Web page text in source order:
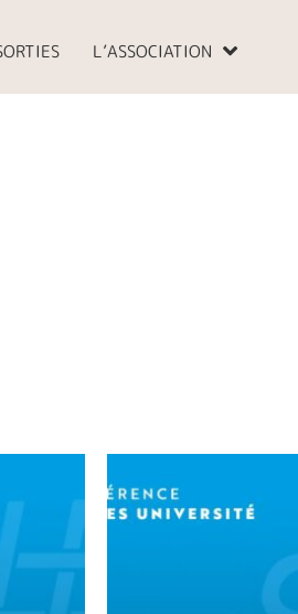
L’ASSOCIATION